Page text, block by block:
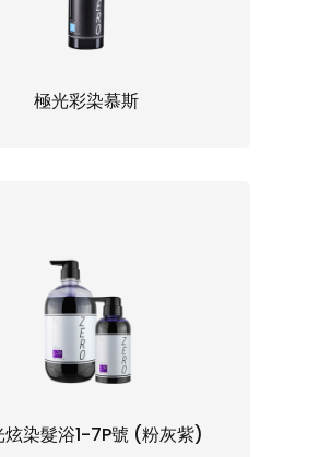
極光彩染慕斯
炫染髮浴1-7P號 (粉灰紫)